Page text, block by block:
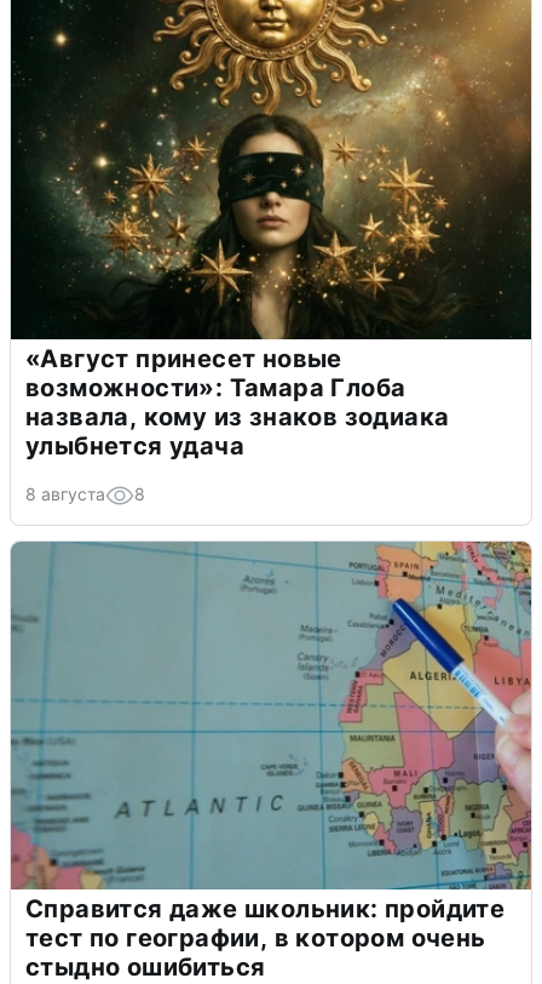
«Август принесет новые
возможности»: Тамара Глоба
назвала, кому из знаков зодиака
улыбнется удача
8 августа 8
Справится даже школьник: пройдите
тест по географии, в котором очень
стыдно ошибиться